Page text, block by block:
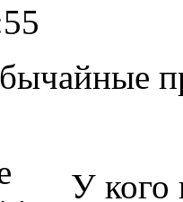
У кого